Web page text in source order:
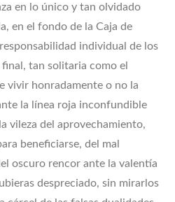
en lo único y tan olvidado
en el fondo de la Caja de
individual de los
tan solitaria como el
vivir honradamente o no la
la línea roja inconfundible
vileza del aprovechamiento,
beneficiarse, del mal
oscuro rencor ante la valentía
despreciado, sin mirarlos